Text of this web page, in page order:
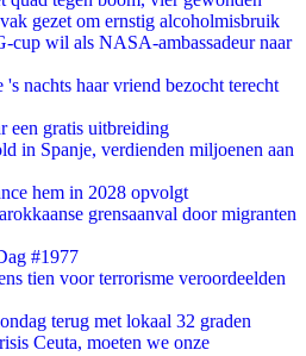
gezet om ernstig alcoholmisbruik
cup wil als NASA-ambassadeur naar
nachts haar vriend bezocht terecht
een gratis uitbreiding
in Spanje, verdienden miljoenen aan
hem in 2028 opvolgt
grensaanval door migranten
#1977
tien voor terrorisme veroordeelden
terug met lokaal 32 graden
Ceuta, moeten we onze